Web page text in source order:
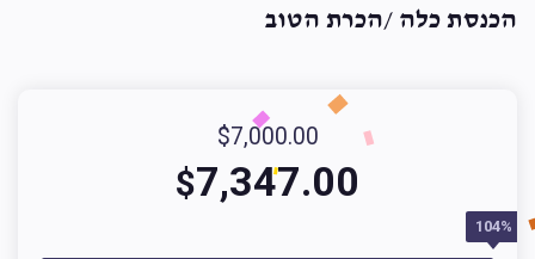
הכנסת כלה /הכרת הטוב
$7,000.00
$7,347.00
104%